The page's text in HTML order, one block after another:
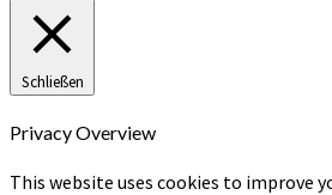
Schließen
Privacy Overview
This website uses cookies to improve